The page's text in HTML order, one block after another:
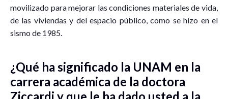
movilizado para mejorar las condiciones materiales de vida,
de las viviendas y del espacio público, como se hizo en el
sismo de 1985.
¿Qué ha significado la UNAM en la
carrera académica de la doctora